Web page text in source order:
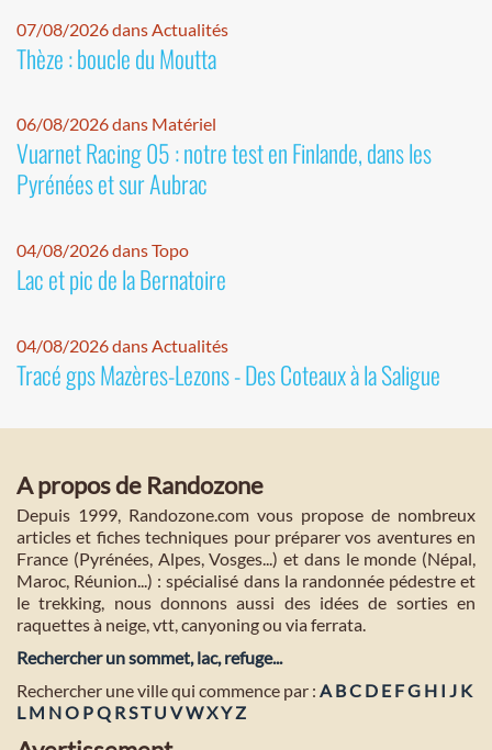
07/08/2026 dans Actualités
Thèze : boucle du Moutta
06/08/2026 dans Matériel
Vuarnet Racing 05 : notre test en Finlande, dans les
Pyrénées et sur Aubrac
04/08/2026 dans Topo
Lac et pic de la Bernatoire
04/08/2026 dans Actualités
Tracé gps Mazères-Lezons - Des Coteaux à la Saligue
A propos de Randozone
Depuis 1999, Randozone.com vous propose de nombreux
articles et fiches techniques pour préparer vos aventures en
France (Pyrénées, Alpes, Vosges...) et dans le monde (Népal,
Maroc, Réunion...) : spécialisé dans la randonnée pédestre et
le trekking, nous donnons aussi des idées de sorties en
raquettes à neige, vtt, canyoning ou via ferrata.
Rechercher un sommet, lac, refuge...
Rechercher une ville qui commence par : A BC D E FG H I J K
L M NO PQ R ST U VWXY Z